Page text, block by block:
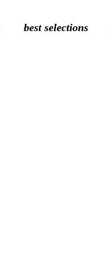
best selections